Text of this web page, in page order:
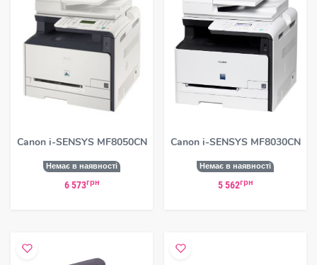
Canon i-SENSYS MF8050CN
Немає в наявності
6 573грн
Canon i-SENSYS MF8030CN
Немає в наявності
5 562грн